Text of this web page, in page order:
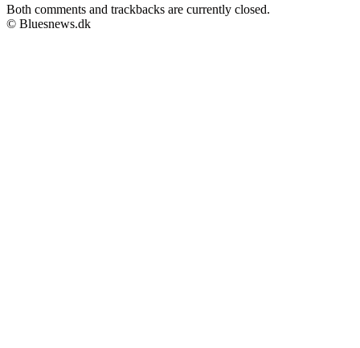
Both comments and trackbacks are currently closed.
© Bluesnews.dk